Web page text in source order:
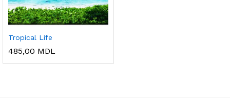
Tropical Life
485,00 MDL